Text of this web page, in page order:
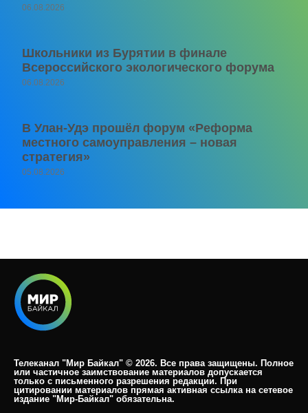
06.08.2026
Школьники из Бурятии в финале
Всероссийского экологического форума
06.08.2026
В Улан-Удэ прошёл форум «Реформа
местного самоуправления – новая
стратегия»
05.08.2026
Телеканал "Мир Байкал" © 2026. Все права защищены. Полное
или частичное заимствование материалов допускается
только с письменного разрешения редакции. При
цитировании материалов прямая активная ссылка на сетевое
издание "Мир-Байкал" обязательна.​